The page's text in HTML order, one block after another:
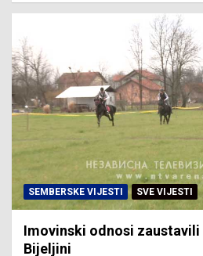
SEMBERSKE VIJESTI SVE VIJESTI
Imovinski odnosi
Bijeljini